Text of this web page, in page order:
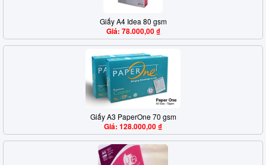
Giấy A4 Idea 80 gsm
Giá: 78.000,00 ₫
Giấy A3 PaperOne 70 gsm
Giá: 128.000,00 ₫